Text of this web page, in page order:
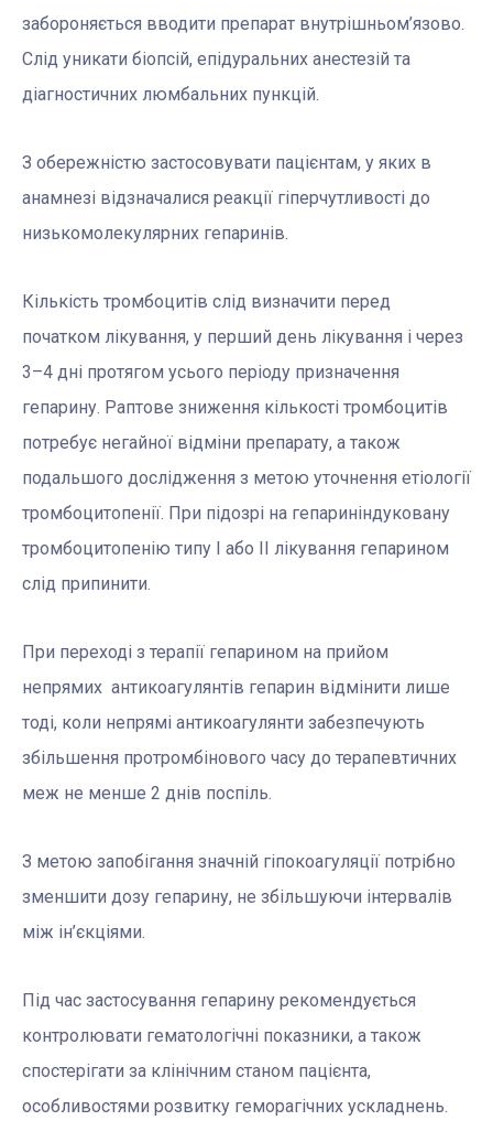
забороняється вводити препарат внутрішньом’язово.
Слід уникати біопсій, епідуральних анестезій та
діагностичних люмбальних пункцій.
З обережністю застосовувати пацієнтам, у яких в
анамнезі відзначалися реакції гіперчутливості до
низькомолекулярних гепаринів.
Кількість тромбоцитів слід визначити перед
початком лікування, у перший день лікування і через
3–4 дні протягом усього періоду призначення
гепарину. Раптове зниження кількості тромбоцитів
потребує негайної відміни препарату, а також
подальшого дослідження з метою уточнення етіології
тромбоцитопенії. При підозрі на гепариніндуковану
тромбоцитопенію типу I або II лікування гепарином
слід припинити.
При переході з терапії гепарином на прийом
непрямих антикоагулянтів гепарин відмінити лише
тоді, коли непрямі антикоагулянти забезпечують
збільшення протромбінового часу до терапевтичних
меж не менше 2 днів поспіль.
З метою запобігання значній гіпокоагуляції потрібно
зменшити дозу гепарину, не збільшуючи інтервалів
між ін’єкціями.
Під час застосування гепарину рекомендується
контролювати гематологічні показники, а також
спостерігати за клінічним станом пацієнта,
особливостями розвитку геморагічних ускладнень.